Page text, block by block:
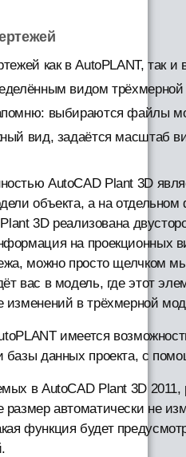
как в AutoPLANT, так
видом
выбираются файлы
вид, задаётся масштаб
AutoCAD Plant 3D
объекта, а на
3D реализована
на проекционных
можно просто щелчком
вас в модель, где этот
изменений в трёхмерной
имеется
базы данных проекта, с
в AutoCAD Plant 3D
размер автоматически не
функция будет